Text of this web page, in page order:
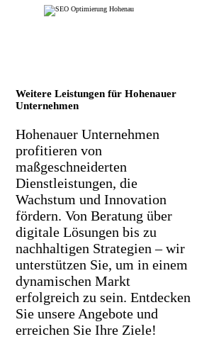
Weitere Leistungen für Hohenauer
Unternehmen
Hohenauer Unternehmen
profitieren von
maßgeschneiderten
Dienstleistungen, die
Wachstum und Innovation
fördern. Von Beratung über
digitale Lösungen bis zu
nachhaltigen Strategien – wir
unterstützen Sie, um in einem
dynamischen Markt
erfolgreich zu sein. Entdecken
Sie unsere Angebote und
erreichen Sie Ihre Ziele!